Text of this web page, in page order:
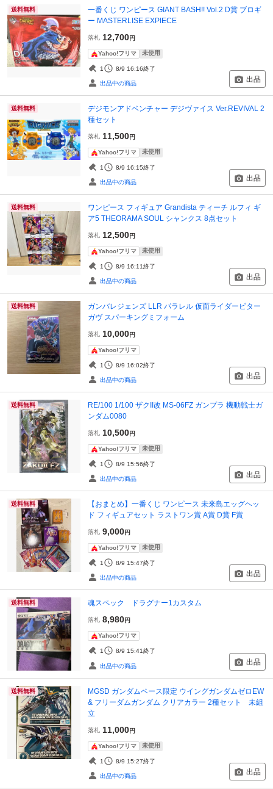
送料無料
一番くじ ワンピース GIANT BASH!! Vol.2 D賞 ブロギ
ー MASTERLISE EXPIECE
落札 12,700円
Yahoo!フリマ 未使用
1 8/9 16:16終了
出品中の商品 出品
送料無料
デジモンアドベンチャー デジヴァイス Ver.REVIVAL 2
種セット
落札 11,500円
Yahoo!フリマ 未使用
1 8/9 16:15終了
出品中の商品 出品
送料無料
ワンピース フィギュア Grandista ティーチ ルフィ ギ
ア5 THEORAMA SOUL シャンクス 8点セット
落札 12,500円
Yahoo!フリマ 未使用
1 8/9 16:11終了
出品中の商品 出品
送料無料
ガンバレジェンズ LLR パラレル 仮面ライダービター
ガヴ スパーキングミフォーム
落札 10,000円
Yahoo!フリマ
1 8/9 16:02終了
出品中の商品 出品
送料無料
RE/100 1/100 ザクII改 MS-06FZ ガンプラ 機動戦士ガ
ンダム0080
落札 10,500円
Yahoo!フリマ 未使用
1 8/9 15:56終了
出品中の商品 出品
送料無料
【おまとめ】一番くじ ワンピース 未来島エッグヘッ
ド フィギュアセット ラストワン賞 A賞 D賞 F賞
落札 9,000円
Yahoo!フリマ 未使用
1 8/9 15:47終了
出品中の商品 出品
送料無料 魂スペック ドラグナー1カスタム
落札 8,980円
Yahoo!フリマ
1 8/9 15:41終了
出品中の商品 出品
送料無料
MGSD ガンダムベース限定 ウイングガンダムゼロEW
& フリーダムガンダム クリアカラー 2種セット 未組
立
落札 11,000円
Yahoo!フリマ 未使用
1 8/9 15:27終了
出品中の商品 出品